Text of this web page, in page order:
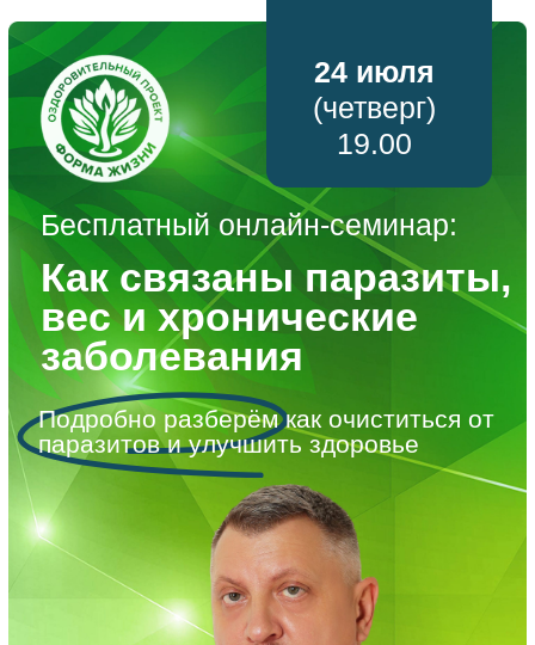
Бесплатный онлайн-семинар:
Подробно разберём как очиститься от
паразитов и улучшить здоровье
Как связаны паразиты,
вес и хронические
заболевания